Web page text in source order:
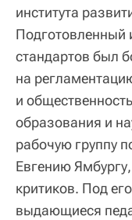
института
Подготовленный
стандартов был
на
и
образования и
рабочую группу
Евгению
критиков. Под
выдающиеся